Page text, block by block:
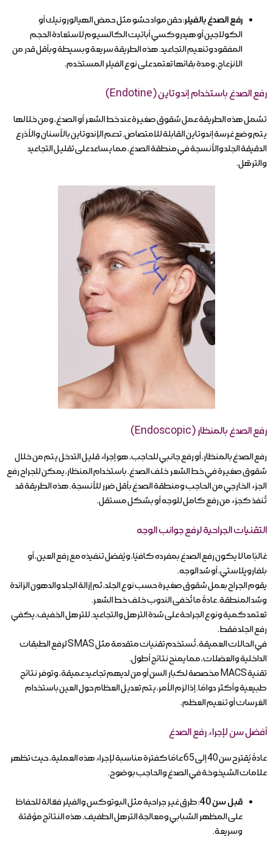
رفع الصدغ بالفيلر: حقن مواد حشو مثل حمض الهيالورونيك أو
الكولاجين أو هيدروكسي أباتيت الكالسيوم لاستعادة الحجم
المفقود وتنعيم التجاعيد. هذه الطريقة سريعة وبسيطة وبأقل قدر من
الانزعاج، ومدة بقائها تعتمد على نوع الفيلر المستخدم.
رفع الصدغ باستخدام إندوتاين (Endotine)
تشمل هذه الطريقة عمل شقوق صغيرة عند خط الشعر أو الصدغ، ومن خلالها
يتم وضع غرسة إندوتاين القابلة للامتصاص. تدعم الإندوتاين بالأسنان والأذرع
الدقيقة الجلد والأنسجة في منطقة الصدغ، مما يساعد على تقليل التجاعيد
والترهّل.
رفع الصدغ بالمنظار (Endoscopic)
رفع الصدغ بالمنظار، أو رفع جانبي للحاجب، هو إجراء قليل التدخل يتم من خلال
شقوق صغيرة في خط الشعر خلف الصدغ. باستخدام المنظار، يمكن للجراح رفع
الجزء الخارجي من الحاجب ومنطقة الصدغ بأقل ضرر للأنسجة. هذه الطريقة قد
تُنفذ كجزء من رفع كامل للوجه أو بشكل مستقل.
التقنيات الجراحية لرفع جوانب الوجه
غالبًا ما لا يكون رفع الصدغ بمفرده كافيًا، ويُفضل تنفيذه مع رفع العين، أو
بلفاروپلاستي، أو شد الوجه.
يقوم الجراح بعمل شقوق صغيرة حسب نوع الجلد، ثم إزالة الجلد والدهون الزائدة
وشد المنطقة. عادةً ما تُخفى الندوب خلف خط الشعر.
تعتمد كمية ونوع الجراحة على شدة الترهل والتجاعيد. للترهل الخفيف، يكفي
رفع الجلد فقط.
في الحالات العميقة، تُستخدم تقنيات متقدمة مثل SMAS لرفع الطبقات
الداخلية والعضلات، مما يمنح نتائج أطول.
تقنية MACS مخصصة لكبار السن أو من لديهم تجاعيد عميقة، وتوفر نتائج
طبيعية وأكثر دوامًا. إذا لزم الأمر، يتم تعديل العظام حول العين باستخدام
الغرسات أو تنعيم العظم.
أفضل سن لإجراء رفع الصدغ
عادةً يُقترح سن 40 إلى 65 عامًا كفترة مناسبة لإجراء هذه العملية، حيث تظهر
علامات الشيخوخة في الصدغ والحاجب بوضوح.
قبل سن 40
: طرق غير جراحية مثل البوتوكس والفيلر فعّالة للحفاظ
على المظهر الشبابي ومعالجة الترهل الطفيف. هذه النتائج مؤقتة
وسريعة.